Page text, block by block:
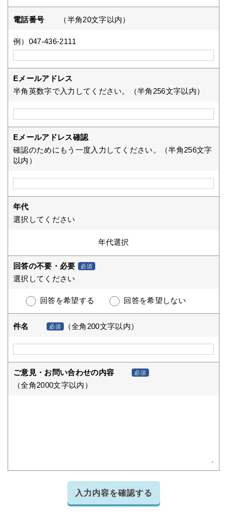
電話番号 （半角20文字以内）
例）047-436-2111
Eメールアドレス
半角英数字で入力してください。（半角256文字以内）
Eメールアドレス確認
確認のためにもう一度入力してください。（半角256文字
以内）
年代
選択してください
回答の不要・必要 必須
選択してください
回答を希望する 回答を希望しない
件名 必須 （全角200文字以内）
ご意見・お問い合わせの内容 必須
（全角2000文字以内）
入力内容を確認する